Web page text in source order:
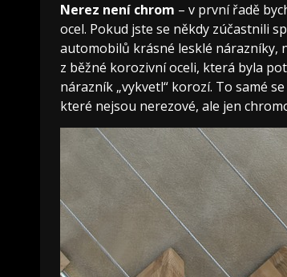
Nerez není chrom – v první řadě
ocel. Pokud jste se někdy zúčastnili
automobilů krásné lesklé nárazníky,
z běžné korozivní oceli, která byla
nárazník „vykvetl“ korozí. To samé
které nejsou nerezové, ale jen